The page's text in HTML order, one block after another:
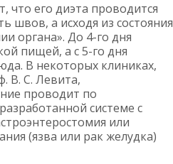
что его диэта проводится
швов, а исходя из состояния
органа». До 4-го дня
пищей, а с 5-го дня
В некоторых клиниках,
В. С. Левита,
проводит по
системе с
или
(язва или рак желудка)